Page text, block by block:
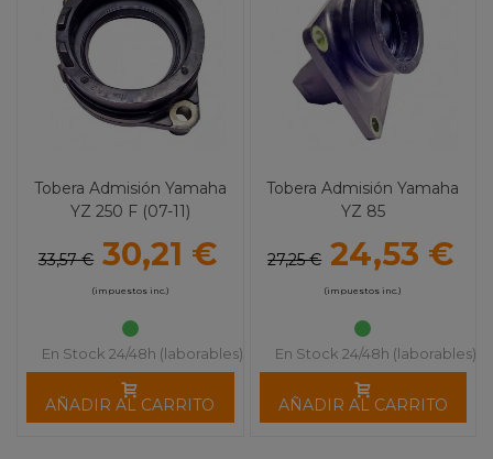
Tobera Admisión Yamaha
YZ 250 F (07-11)
33,57 € 30,21 €
(impuestos inc.)
En Stock 24/48h (laborables)
AÑADIR AL CARRITO
Tobera Admisión Yamaha
YZ 85
27,25 € 24,53 €
(impuestos inc.)
En Stock 24/48h (laborables)
AÑADIR AL CARRITO